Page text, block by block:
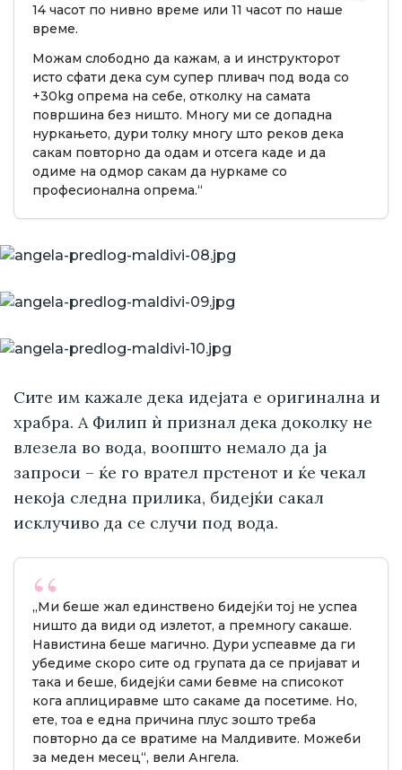
14 часот по нивно време или 11 часот по наше
време.
Можам слободно да кажам, а и инструкторот
исто сфати дека сум супер пливач под вода со
+30kg опрема на себе, отколку на самата
површина без ништо. Многу ми се допадна
нуркањето, дури толку многу што реков дека
сакам повторно да одам и отсега каде и да
одиме на одмор сакам да нуркаме со
професионална опрема.“
Сите им кажале дека идејата е оригинална и
храбра. А Филип ѝ признал дека доколку не
влезела во вода, воопшто немало да ја
запроси – ќе го врател прстенот и ќе чекал
некоја следна прилика, бидејќи сакал
исклучиво да се случи под вода.
„Ми беше жал единствено бидејќи тој не успеа
ништо да види од излетот, а премногу сакаше.
Навистина беше магично. Дури успеавме да ги
убедиме скоро сите од групата да се пријават и
така и беше, бидејќи сами бевме на списокот
кога аплициравме што сакаме да посетиме. Но,
ете, тоа е една причина плус зошто треба
повторно да се вратиме на Малдивите. Можеби
за меден месец“, вели Ангела.